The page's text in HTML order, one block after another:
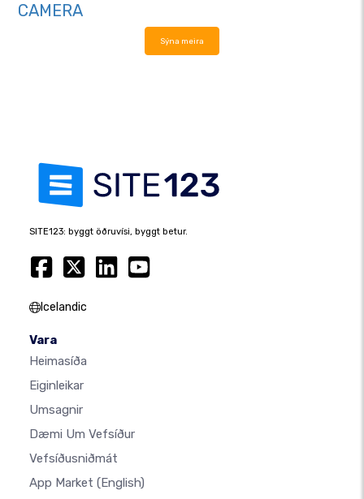
CAMERA
Sýna meira
SITE123: byggt öðruvísi, byggt betur.
Icelandic
Vara
Heimasíða
Eiginleikar
Umsagnir
Dæmi Um Vefsíður
Vefsíðusniðmát
App Market (English)